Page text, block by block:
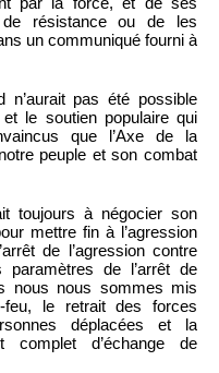
résistance ou de les
un communiqué fourni à
pas été possible
le soutien populaire qui
que l’Axe de la
peuple et son combat
toujours à négocier son
mettre fin à l’agression
de l’agression contre
de l’arrêt de
nous nous sommes mis
feu, le retrait des forces
déplacées et la
complet d’échange de